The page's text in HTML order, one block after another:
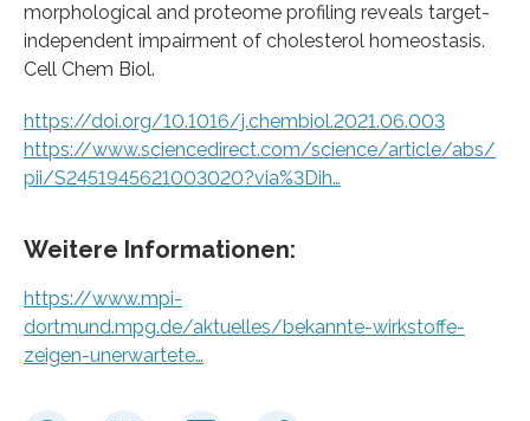
morphological and proteome profiling reveals target-
independent impairment of cholesterol homeostasis.
Cell Chem Biol.
https://doi.org/10.1016/j.chembiol.2021.06.003
https://www.sciencedirect.com/science/article/abs/
pii/S2451945621003020?via%3Dih…
Weitere Informationen:
https://www.mpi-
dortmund.mpg.de/aktuelles/bekannte-wirkstoffe-
zeigen-unerwartete…